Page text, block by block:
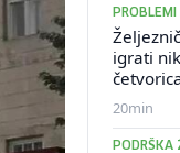
PROBLEMI
igrati
20min
PODRŠKA